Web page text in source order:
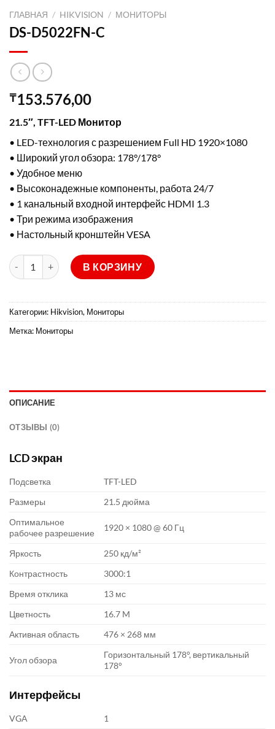
ГЛАВНАЯ / HIKVISION / МОНИТОРЫ
DS-D5022FN-C
₸153.576,00
21.5″, TFT-LED Монитор
• LED-технология с разрешением Full HD 1920×1080
• Широкий угол обзора: 178°/178°
• Удобное меню
• Высоконадежные компоненты, работа 24/7
• 1 канальный входной интерфейс HDMI 1.3
• Три режима изображения
• Настольный кронштейн VESA
Количество товара DS-D5022FN-C
В КОРЗИНУ
Категории: Hikvision, Мониторы
Метка: Мониторы
ОПИСАНИЕ
ОТЗЫВЫ (0)
LCD экран
Подсветка
TFT-LED
Размеры
21.5 дюйма
Оптимальное
рабочее разрешение
1920 × 1080 @ 60 Гц
Яркость
250 кд/м²
Контрастность
3000:1
Время отклика
13 мс
Цветность
16.7 M
Активная область
476 × 268 мм
Угол обзора
Горизонтальный 178°, вертикальный
178°
Интерфейсы
VGA
1